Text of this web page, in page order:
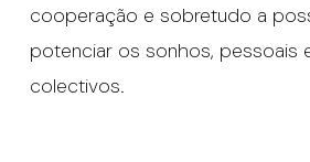
cooperação e sobretudo a
potenciar os sonhos, pessoais
colectivos.